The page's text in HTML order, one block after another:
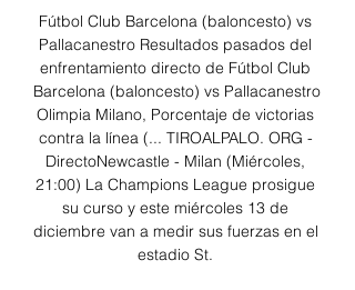
Fútbol Club Barcelona (baloncesto) vs
Pallacanestro Resultados pasados del
enfrentamiento directo de Fútbol Club
Barcelona (baloncesto) vs Pallacanestro
Olimpia Milano, Porcentaje de victorias
contra la línea (... TIROALPALO. ORG -
DirectoNewcastle - Milan (Miércoles,
21:00) La Champions League prosigue
su curso y este miércoles 13 de
diciembre van a medir sus fuerzas en el
estadio St.